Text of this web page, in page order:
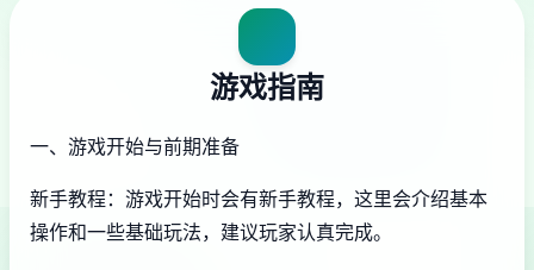
游戏指南
一、游戏开始与前期准备
新手教程：游戏开始时会有新手教程，这里会介绍基本
操作和一些基础玩法，建议玩家认真完成。